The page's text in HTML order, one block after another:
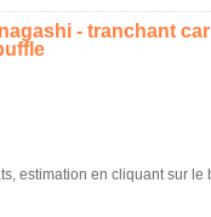
- tranchant
estimation en cliquant sur le